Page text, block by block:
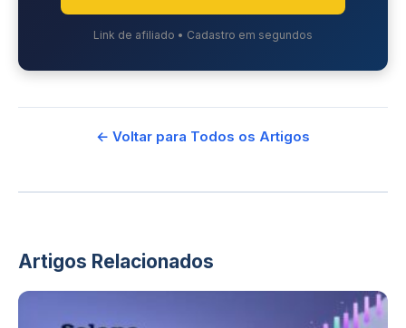
Link de afiliado • Cadastro em segundos
← Voltar para Todos os Artigos
Artigos Relacionados